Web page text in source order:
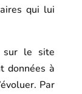
qui lui
sur le site
données à
Par